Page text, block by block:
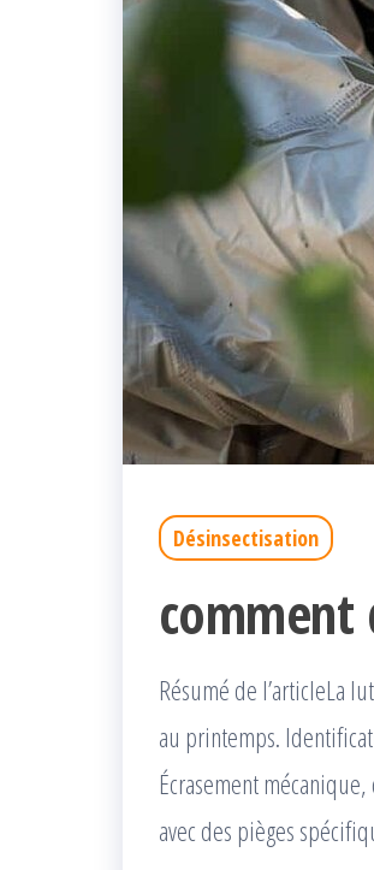
Désinsectisation
comment
Résumé de l’articleLa
au printemps.
Écrasement
avec des pièges